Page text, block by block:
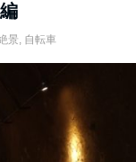
景, 自転車